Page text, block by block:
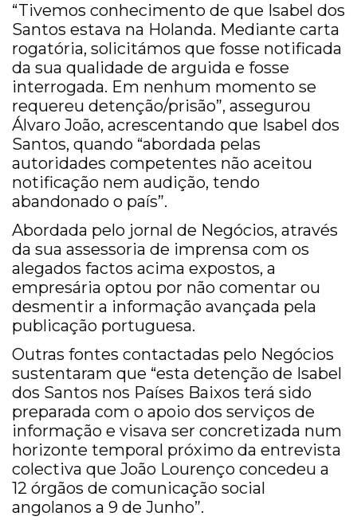
“Tivemos conhecimento de que Isabel dos
Santos estava na Holanda. Mediante carta
rogatória, solicitámos que fosse notificada
da sua qualidade de arguida e fosse
interrogada. Em nenhum momento se
requereu detenção/prisão”, assegurou
Álvaro João, acrescentando que Isabel dos
Santos, quando “abordada pelas
autoridades competentes não aceitou
notificação nem audição, tendo
abandonado o país”.
Abordada pelo jornal de Negócios, através
da sua assessoria de imprensa com os
alegados factos acima expostos, a
empresária optou por não comentar ou
desmentir a informação avançada pela
publicação portuguesa.
Outras fontes contactadas pelo Negócios
sustentaram que “esta detenção de Isabel
dos Santos nos Países Baixos terá sido
preparada com o apoio dos serviços de
informação e visava ser concretizada num
horizonte temporal próximo da entrevista
colectiva que João Lourenço concedeu a
12 órgãos de comunicação social
angolanos a 9 de Junho”.